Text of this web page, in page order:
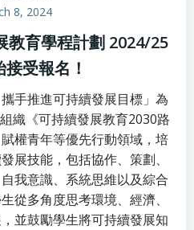
8, 2024
教育學程計劃 2024/25​
受報名！
手推進可持續發展目標」為
織《可持續發展教育2030路
權青年等優先行動領域，培
展技能，包括協作、策劃、
我意識、系統思維以及綜合
從多角度思考環境、經濟、
並鼓勵學生將可持續發展知